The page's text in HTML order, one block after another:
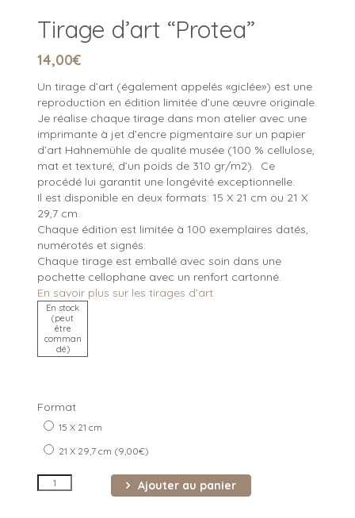
Tirage d’art “Protea”
14,00€
Un tirage d’art (également appelés «giclée») est une
reproduction en édition limitée d’une œuvre originale.
Je réalise chaque tirage dans mon atelier avec une
imprimante à jet d’encre pigmentaire sur un papier
d’art Hahnemühle de qualité musée (100 % cellulose,
mat et texturé, d’un poids de 310 gr/m2). Ce
procédé lui garantit une longévité exceptionnelle.
Il est disponible en deux formats: 15 X 21 cm ou 21 X
29,7 cm.
Chaque édition est limitée à 100 exemplaires datés,
numérotés et signés.
Chaque tirage est emballé avec soin dans une
pochette cellophane avec un renfort cartonné.
En savoir plus sur les tirages d’art.
En stock
(peut
être
comman
dé)
Format
15 X 21 cm
21 X 29,7 cm (9,00€)
quantité
Ajouter au panier